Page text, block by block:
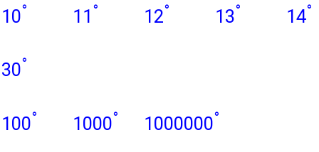
10° 11 ° 12° 13° 14°
30°
100° 1000° 1000000°